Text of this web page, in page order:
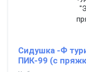
Сидушка -Ф
ПИК-99 (с